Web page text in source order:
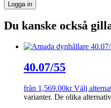
Logga in
Du kanske också
40.07/55
från 1,569.00kr Välj
varianter. De olika